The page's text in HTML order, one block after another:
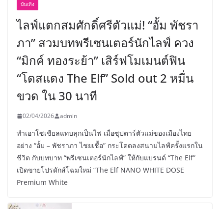
บันเทิง
ไลฟ์แตกสมศักดิ์ศรีตัวแม่! “อั้ม พัชรา
ภา” สวมบทพรีเซนเตอร์นักไลฟ์ ควง
“มิกค์ ทองระย้า” เสิร์ฟโมเมนต์ฟิน
“โดสแดง The Elf” Sold out 2 หมื่น
ขวด ใน 30 นาที
02/04/2026 admin
ทำเอาโซเชียลแทบลุกเป็นไฟ เมื่อซุปตาร์ตัวแม่ของเมืองไทย
อย่าง “อั้ม – พัชราภา ไชยเชื้อ” กระโดดลงสนามไลฟ์ครั้งแรกใน
ชีวิต กับบทบาท “พรีเซนเตอร์นักไลฟ์” ให้กับแบรนด์ “The Elf”
เปิดขายโปรดักส์โฉมใหม่ “The Elf NANO WHITE DOSE
Premium White